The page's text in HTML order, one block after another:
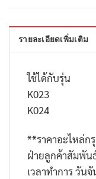
รายละเอียดเพิ่มเติม
ใช้ได้กับรุ่น
K023
K024
**ราคาอะไหล่
ฝ่ายลูกค้าสัมพัน
เวลาทำการ วันจั